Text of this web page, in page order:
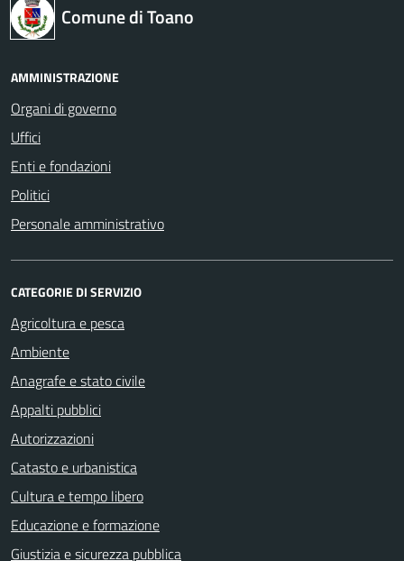
Comune di Toano
AMMINISTRAZIONE
Organi di governo
Uffici
Enti e fondazioni
Politici
Personale amministrativo
CATEGORIE DI SERVIZIO
Agricoltura e pesca
Ambiente
Anagrafe e stato civile
Appalti pubblici
Autorizzazioni
Catasto e urbanistica
Cultura e tempo libero
Educazione e formazione
Giustizia e sicurezza pubblica